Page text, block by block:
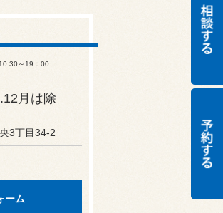
10:30～19：00
月は除
3丁目34-2
ーム